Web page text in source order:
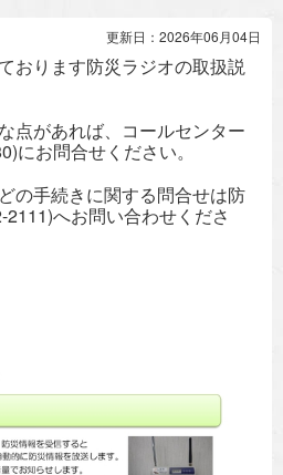
更新日：2026年06月04日
おります防災ラジオの取扱説
点があれば、コールセンター
にお問合せください。
の手続きに関する問合せは防
へお問い合わせくださ